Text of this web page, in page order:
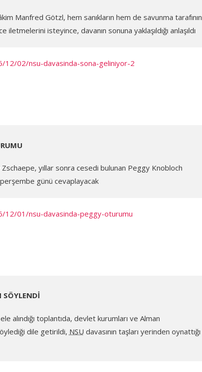
Manfred Götzl, hem sanıkların hem de savunma tarafının
isteyince, davanın sonuna yaklaşıldığı anlaşıldı
02/nsu-davasinda-sona-geliniyor-2
Zschaepe, yıllar sonra cesedi bulunan Peggy Knobloch
günü cevaplayacak
01/nsu-davasinda-peggy-oturumu
SÖYLENDİ
alındığı toplantıda, devlet kurumları ve Alman
dile getirildi, NSU davasının taşları yerinden oynattığı